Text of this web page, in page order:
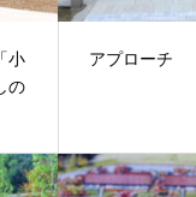
小
の
アプローチ